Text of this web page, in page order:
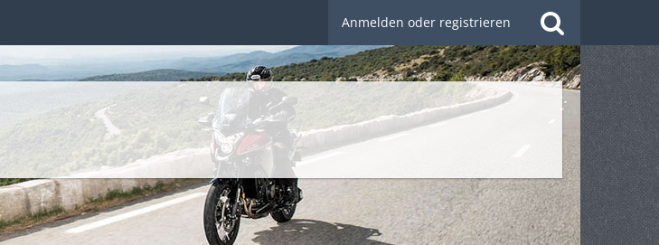
Anmelden oder registrieren